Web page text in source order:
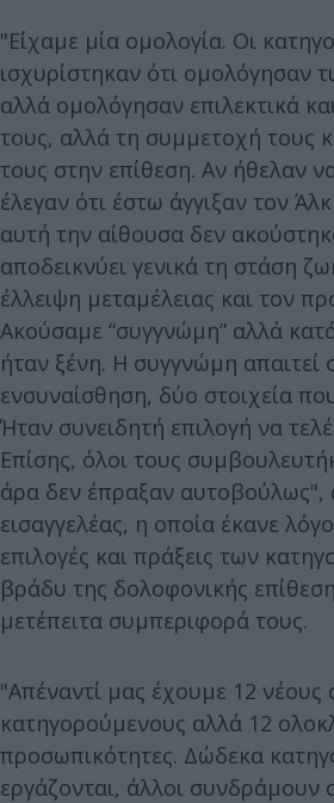
"Είχαμε μία ομολογία. Οι
ισχυρίστηκαν ότι ομολόγησαν
αλλά ομολόγησαν επιλεκτικά
τους, αλλά τη συμμετοχή τους
τους στην επίθεση. Αν ήθελαν
έλεγαν ότι έστω άγγιξαν τον
αυτή την αίθουσα δεν
αποδεικνύει γενικά τη στάση
έλλειψη μεταμέλειας και τον
Ακούσαμε “συγγνώμη” αλλά
ήταν ξένη. H συγγνώμη απαιτεί
ενσυναίσθηση, δύο στοιχεία
Ήταν συνειδητή επιλογή να
Επίσης, όλοι τους
άρα δεν έπραξαν αυτοβούλως",
εισαγγελέας, η οποία έκανε
επιλογές και πράξεις των
βράδυ της δολοφονικής
μετέπειτα συμπεριφορά τους.
"Απέναντί μας έχουμε 12 νέους
κατηγορούμενους αλλά 12
προσωπικότητες. Δώδεκα
εργάζονται, άλλοι συνδράμουν